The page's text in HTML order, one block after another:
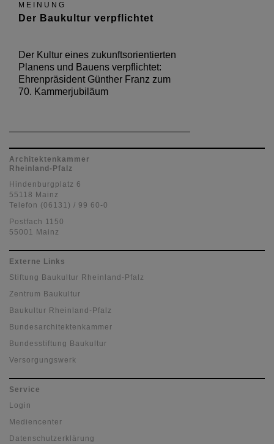
MEINUNG
Der Baukultur verpflichtet
Der Kultur eines zukunftsorientierten
Planens und Bauens verpflichtet:
Ehrenpräsident Günther Franz zum
70. Kammerjubiläum
Architektenkammer
Rheinland-Pfalz
Hindenburgplatz 6
55118 Mainz
Telefon (06131) / 99 60-0
Postfach 1150
55001 Mainz
Externe Links
Stiftung Baukultur Rheinland-Pfalz
Zentrum Baukultur
Baukultur Rheinland-Pfalz
Bundesarchitektenkammer
Bundesstiftung Baukultur
Versorgungswerk
Service
Login
Mediencenter
Datenschutzerklärung